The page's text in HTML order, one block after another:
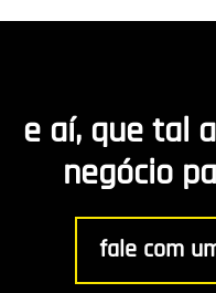
Desenvolvimento de app
R8 Indica
Gestão
e aí, que tal
negócio
fale com